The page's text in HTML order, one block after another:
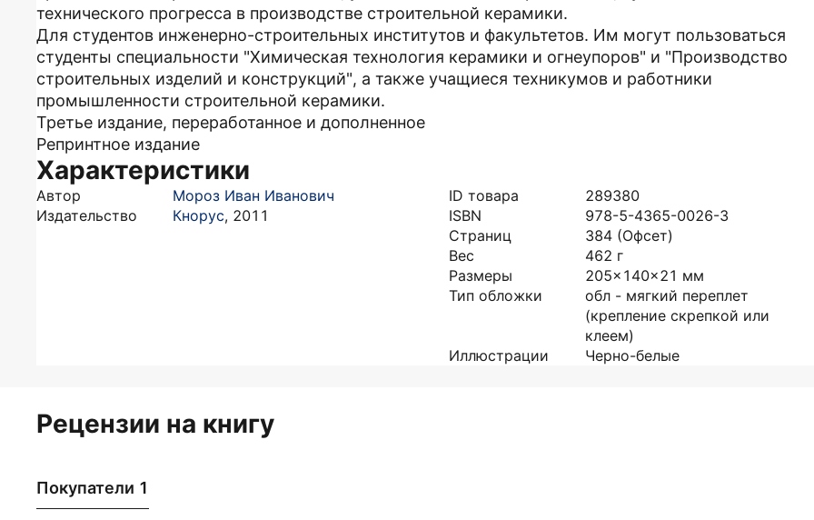
технического прогресса в производстве строительной керамики.
Для студентов инженерно-строительных институтов и факультетов. Им могут пользоваться
студенты специальности "Химическая технология керамики и огнеупоров" и "Производство
строительных изделий и конструкций", а также учащиеся техникумов и работники
промышленности строительной керамики.
Третье издание, переработанное и дополненное
Репринтное издание
Характеристики
Автор
Мороз Иван Иванович
Издательство
Кнорус, 2011
ID товара
289380
ISBN
978-5-4365-0026-3
Страниц
384 (Офсет)
Вес
462 г
Размеры
205x140x21 мм
Тип обложки
обл - мягкий переплет
(крепление скрепкой или
клеем)
Иллюстрации
Черно-белые
Рецензии на книгу
Покупатели 1